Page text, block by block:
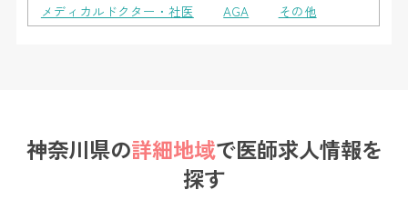
メディカルドクター・社医
AGA その他
神奈川県の詳細地域で医師求人情報を
探す